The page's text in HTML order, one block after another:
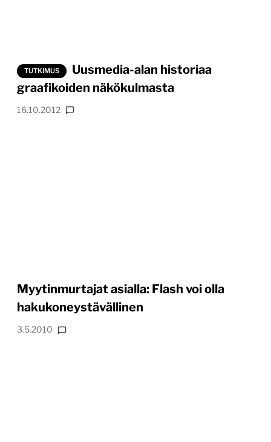
TUTKIMUS
Uusmedia-alan historiaa
graafikoiden näkökulmasta
16.10.2012
Myytinmurtajat asialla: Flash voi olla
hakukoneystävällinen
3.5.2010